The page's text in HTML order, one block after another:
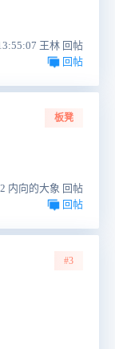
王林 回帖
回帖
板凳
内向的大象 回帖
回帖
#3